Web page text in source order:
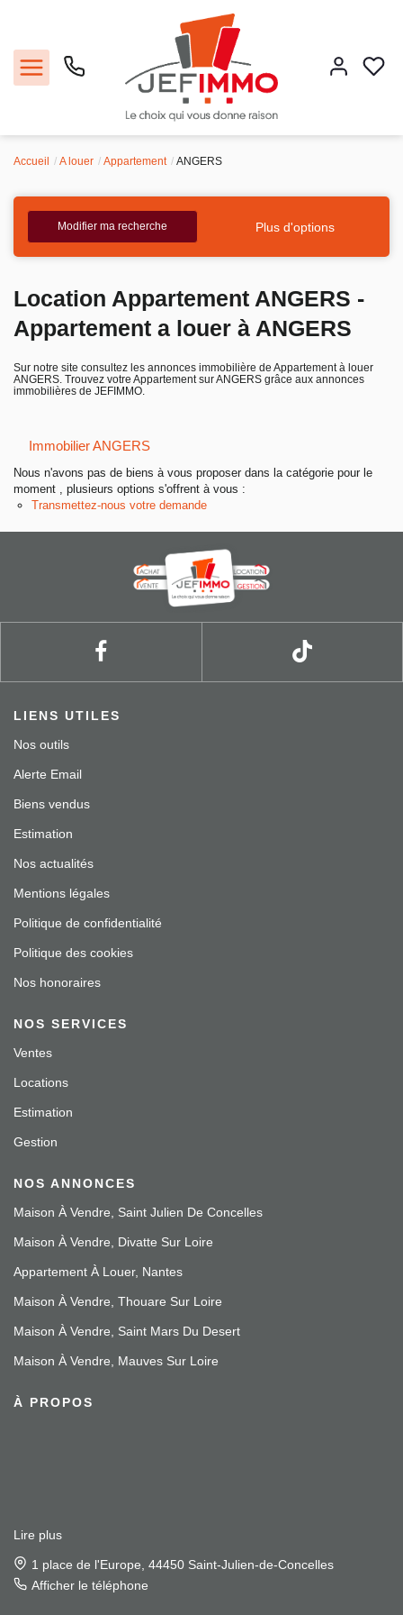
Louer
Faire gérer
Estimer
Nos agences
Accueil A louer Appartement ANGERS
Modifier ma recherche Plus d'options
Location Appartement ANGERS -
Appartement a louer à ANGERS
Sur notre site consultez les annonces immobilière de Appartement à louer
ANGERS. Trouvez votre Appartement sur ANGERS grâce aux annonces
immobilières de JEFIMMO.
Immobilier ANGERS
Nous n'avons pas de biens à vous proposer dans la catégorie pour le
moment , plusieurs options s'offrent à vous :
Transmettez-nous votre demande
LIENS UTILES
Nos outils
Alerte Email
Biens vendus
Estimation
Nos actualités
Mentions légales
Politique de confidentialité
Politique des cookies
Nos honoraires
NOS SERVICES
Ventes
Locations
Estimation
Gestion
NOS ANNONCES
Maison À Vendre, Saint Julien De Concelles
Maison À Vendre, Divatte Sur Loire
Appartement À Louer, Nantes
Maison À Vendre, Thouare Sur Loire
Maison À Vendre, Saint Mars Du Desert
Maison À Vendre, Mauves Sur Loire
À PROPOS
Lire plus
1 place de l'Europe, 44450 Saint-Julien-de-Concelles
Afficher le téléphone